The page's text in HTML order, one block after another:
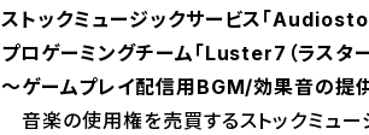
ストックミュージックサービス「
プロゲーミングチーム「Luster7（ラスタ
～ゲームプレイ配信用BGM/効果音の提
音楽の使用権を売買するストックミュ